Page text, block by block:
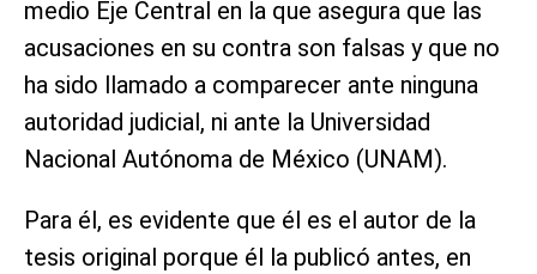
medio Eje Central en la que asegura que las
acusaciones en su contra son falsas y que no
ha sido llamado a comparecer ante ninguna
autoridad judicial, ni ante la Universidad
Nacional Autónoma de México (UNAM).
Para él, es evidente que él es el autor de la
tesis original porque él la publicó antes, en